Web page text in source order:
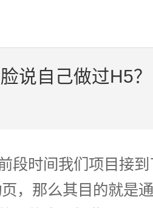
说自己做过H5？
段时间我们项目接
，那么其目的就是